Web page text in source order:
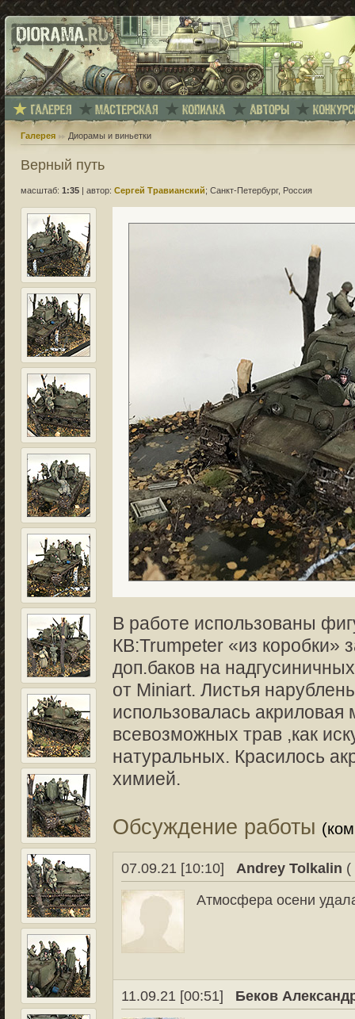
Галерея Диорамы и виньетки
Верный путь
масштаб: 1:35 автор: Сергей Травианский; Санкт-Петербург, Россия
В работе использованы
КВ:Trumpeter «из коробки»
доп.баков на
от Miniart. Листья
использовалась
всевозможных трав ,как
натуральных. Красилось
химией.
Обсуждение работы
07.09.21 [10:10] Andrey Tolkalin (
Атмосфера осени
11.09.21 [00:51]
Беков